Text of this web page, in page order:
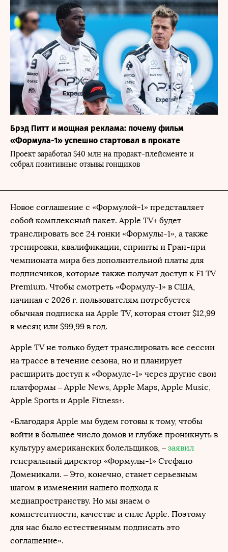
Брэд Питт и мощная реклама: почему фильм
«Формула-1» успешно стартовал в прокате
Проект заработал $40 млн на продакт-плейсменте и
собрал позитивные отзывы гонщиков
Новое соглашение с «Формулой-1» представляет
собой комплексный пакет. Apple TV+ будет
транслировать все 24 гонки «Формулы-1», а также
тренировки, квалификации, спринты и Гран-при
чемпионата мира без дополнительной платы для
подписчиков, которые также получат доступ к F1 TV
Premium. Чтобы смотреть «Формулу-1» в США,
начиная с 2026 г. пользователям потребуется
обычная подписка на Apple TV, которая стоит $12,99
в месяц или $99,99 в год.
Apple TV не только будет транслировать все сессии
на трассе в течение сезона, но и планирует
расширить доступ к «Формуле-1» через другие свои
платформы – Apple News, Apple Maps, Apple Music,
Apple Sports и Apple Fitness+.
«Благодаря Apple мы будем готовы к тому, чтобы
войти в большее число домов и глубже проникнуть в
культуру американских болельщиков, – заявил
генеральный директор «Формулы-1» Стефано
Доменикали. – Это, конечно, станет серьезным
шагом в изменении нашего подхода к
медиапространству. Но мы знаем о
компетентности, качестве и силе Apple. Поэтому
для нас было естественным подписать это
соглашение».